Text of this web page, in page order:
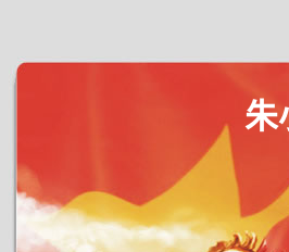
朱